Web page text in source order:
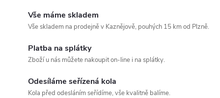
Vše máme skladem
Vše skladem na prodejně v Kaznějově, pouhých 15 km od Plzně.
Platba na splátky
Zboží u nás můžete nakoupit on-line i na splátky.
Odesíláme seřízená kola
Kola před odesláním seřídíme, vše kvalitně balíme.